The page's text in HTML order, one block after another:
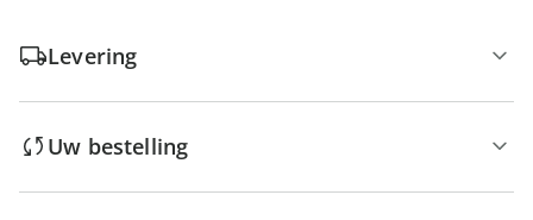
Levering
Uw bestelling